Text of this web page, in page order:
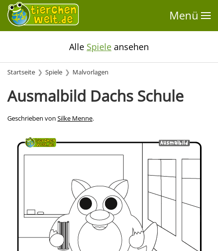
Menü
Alle Spiele ansehen
Startseite Spiele Malvorlagen
Ausmalbild Dachs Schule
Geschrieben von Silke Menne.